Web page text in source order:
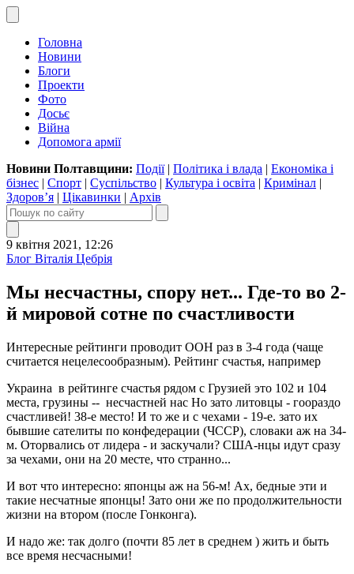
Головна
Новини
Блоги
Проекти
Фото
Досьє
Війна
Допомога армії
Новини Полтавщини: Події| Політика і влада | Економіка і
бізнес | Спорт | Суспільство | Культура і освіта | Кримінал |
Здоров’я | Цікавинки | Архів
9 квітня 2021, 12:26
Блог Віталія Цебрія
Мы несчастны, спору нет... Где-то во 2-
й мировой сотне по счастливости
Интересные рейтинги проводит ООН раз в 3-4 года (чаще
считается нецелесообразным). Рейтинг счастья, например
Украина в рейтинге счастья рядом с Грузией это 102 и 104
места, грузины -- несчастней нас Но зато литовцы - гоораздо
счастливей! 38-е место! И то же и с чехами - 19-е. зато их
бывшие сателиты по конфедерации (ЧССР), словаки аж на 34-
м. Оторвались от лидера - и заскучали? США-нцы идут сразу
за чехами, они на 20 месте, что странно...
И вот что интересно: японцы аж на 56-м! Ах, бедные эти и
такие несчатные японцы! Зато они же по продолжительности
жизни на втором (после Гонконга).
И надо же: так долго (почти 85 лет в среднем ) жить и быть
все время несчасными!